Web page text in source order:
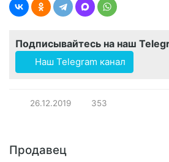
Подписывайтесь на наш
Наш Telegram канал
26.12.2019 353
Продавец